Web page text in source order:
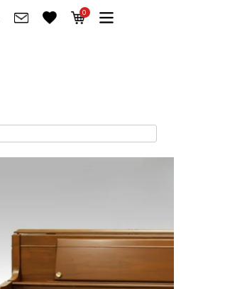
0
ールーム案内
情報
崎トップページ
京トップページ